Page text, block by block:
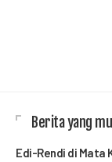
Berita yang
Edi-Rendi di Mata